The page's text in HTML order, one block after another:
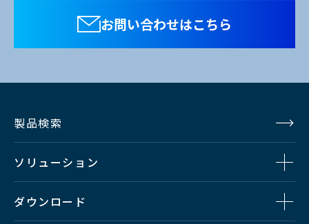
お問い合わせはこちら
製品検索
ソリューション
ダウンロード